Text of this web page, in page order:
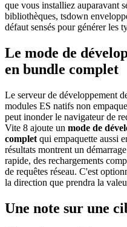
que vous installiez auparavant
bibliothèques, tsdown
défaut sensés pour générer les
Le mode de
en bundle complet
Le serveur de développement
modules ES natifs non
peut inonder le navigateur de
Vite 8 ajoute un mode de
complet qui empaquette aussi
résultats montrent un
rapide, des rechargements
de requêtes réseau. C'est
la direction que prendra la
Une note sur une